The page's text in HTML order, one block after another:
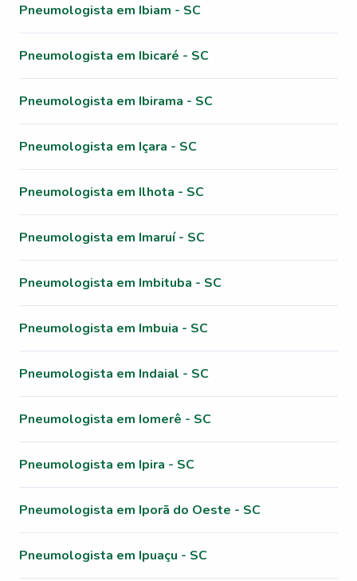
Pneumologista em Ibiam - SC
Pneumologista em Ibicaré - SC
Pneumologista em Ibirama - SC
Pneumologista em Içara - SC
Pneumologista em Ilhota - SC
Pneumologista em Imaruí - SC
Pneumologista em Imbituba - SC
Pneumologista em Imbuia - SC
Pneumologista em Indaial - SC
Pneumologista em Iomerê - SC
Pneumologista em Ipira - SC
Pneumologista em Iporã do Oeste - SC
Pneumologista em Ipuaçu - SC